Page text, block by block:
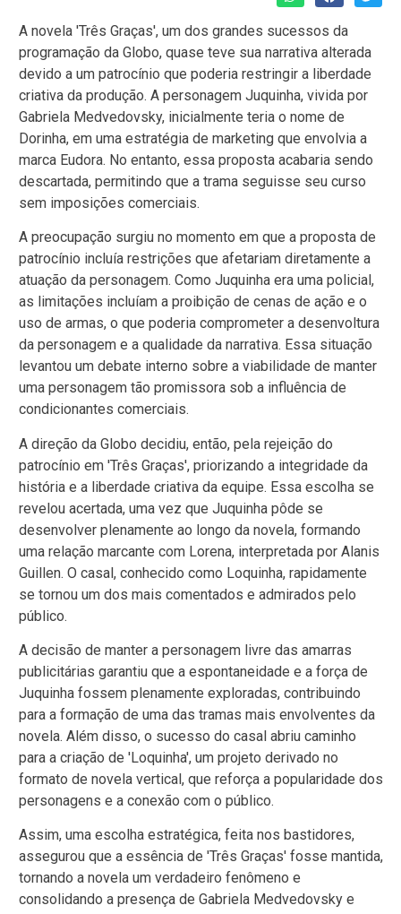
A novela 'Três Graças', um dos grandes sucessos da
programação da Globo, quase teve sua narrativa alterada
devido a um patrocínio que poderia restringir a liberdade
criativa da produção. A personagem Juquinha, vivida por
Gabriela Medvedovsky, inicialmente teria o nome de
Dorinha, em uma estratégia de marketing que envolvia a
marca Eudora. No entanto, essa proposta acabaria sendo
descartada, permitindo que a trama seguisse seu curso
sem imposições comerciais.
A preocupação surgiu no momento em que a proposta de
patrocínio incluía restrições que afetariam diretamente a
atuação da personagem. Como Juquinha era uma policial,
as limitações incluíam a proibição de cenas de ação e o
uso de armas, o que poderia comprometer a desenvoltura
da personagem e a qualidade da narrativa. Essa situação
levantou um debate interno sobre a viabilidade de manter
uma personagem tão promissora sob a influência de
condicionantes comerciais.
A direção da Globo decidiu, então, pela rejeição do
patrocínio em 'Três Graças', priorizando a integridade da
história e a liberdade criativa da equipe. Essa escolha se
revelou acertada, uma vez que Juquinha pôde se
desenvolver plenamente ao longo da novela, formando
uma relação marcante com Lorena, interpretada por Alanis
Guillen. O casal, conhecido como Loquinha, rapidamente
se tornou um dos mais comentados e admirados pelo
público.
A decisão de manter a personagem livre das amarras
publicitárias garantiu que a espontaneidade e a força de
Juquinha fossem plenamente exploradas, contribuindo
para a formação de uma das tramas mais envolventes da
novela. Além disso, o sucesso do casal abriu caminho
para a criação de 'Loquinha', um projeto derivado no
formato de novela vertical, que reforça a popularidade dos
personagens e a conexão com o público.
Assim, uma escolha estratégica, feita nos bastidores,
assegurou que a essência de 'Três Graças' fosse mantida,
tornando a novela um verdadeiro fenômeno e
consolidando a presença de Gabriela Medvedovsky e